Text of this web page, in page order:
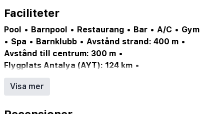
Faciliteter
Pool • Barnpool • Restaurang • Bar • A/C • Gym
• Spa • Barnklubb • Avstånd strand: 400 m •
Avstånd till centrum: 300 m •
Flygplats Antalya (AYT): 124 km •
Flygplats Gazipasa (GZP): 47.3 km
Pool: 3 st•Närmaste strand/bad: 400 m
Närmaste centrum: 300 m
Visa mer